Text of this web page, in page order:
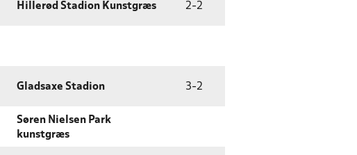
Hillerød Stadion Kunstgræs 2-2
Gladsaxe Stadion 3-2
Søren Nielsen Park
kunstgræs